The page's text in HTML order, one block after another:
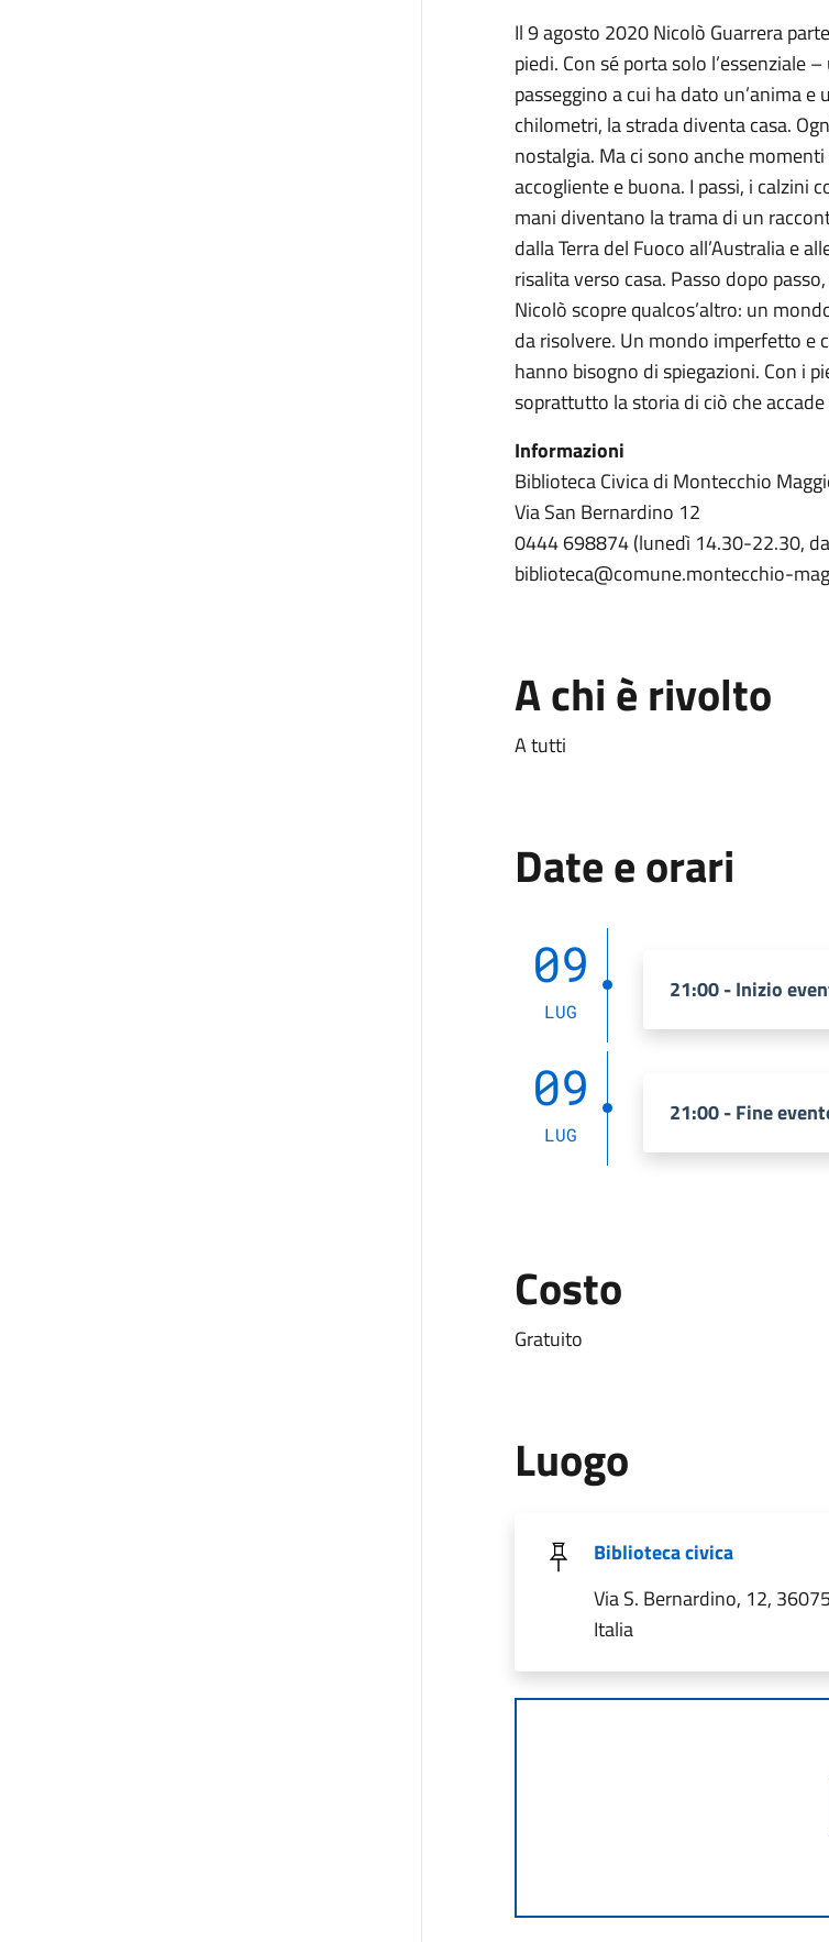
Il 9 agosto 2020 Nicolò Guarrera
piedi. Con sé porta solo l’essenziale
passeggino a cui ha dato un’anima
chilometri, la strada diventa casa.
nostalgia. Ma ci sono anche
accogliente e buona. I passi, i calzini
mani diventano la trama di un
dalla Terra del Fuoco all’Australia e
risalita verso casa. Passo dopo
Nicolò scopre qualcos’altro: un
da risolvere. Un mondo imperfetto e
hanno bisogno di spiegazioni. Con i
soprattutto la storia di ciò che
Informazioni
Biblioteca Civica di Montecchio
Via San Bernardino 12
0444 698874 (lunedì 14.30-22.30,
biblioteca@comune.montecchio-
A chi è rivolto
A tutti
Date e orari
09
LUG
21:00 - Inizio
09
LUG
21:00 - Fine
Costo
Gratuito
Luogo
Biblioteca civica
Via S. Bernardino, 12,
Italia